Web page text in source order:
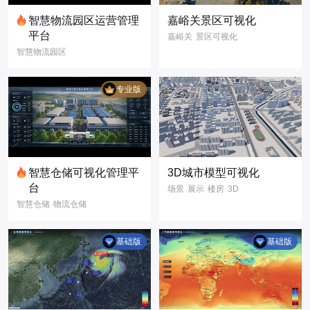
智慧物流园区运营管理
平台
智慧物流园区
园区运营看板
仓储数据报表
库区监控管理
物流数字化
智慧园区 智慧仓储
3D模型
3D可视化
嘉峪关景区可视化
嘉峪关 景区可视化
数据可视化
专业版
智慧仓储可视化管理平
台
智慧仓储 物流仓储
仓储可视化
物流可视化
智慧仓储可视化管
理平台
可视化3D场景
3D城市模型可视化
场景 展示 楼房 3D
数字孪生
数据可视化 大屏
信息 GIS
基础版 基础版